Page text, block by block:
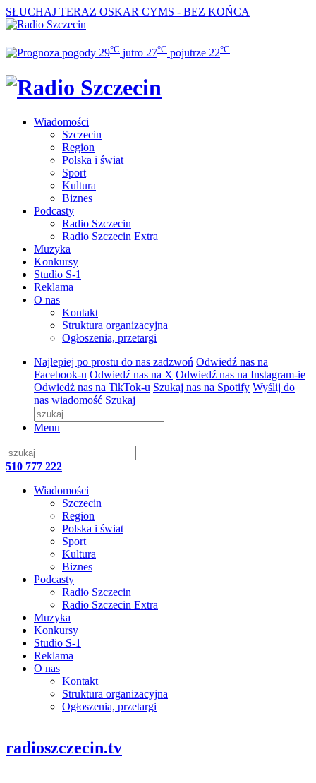
SŁUCHAJ TERAZ OSKAR CYMS - BEZ KOŃCA
29°C jutro 27°C pojutrze 22°C
Wiadomości
Szczecin
Region
Polska i świat
Sport
Kultura
Biznes
Podcasty
Radio Szczecin
Radio Szczecin Extra
Muzyka
Konkursy
Studio S-1
Reklama
O nas
Kontakt
Struktura organizacyjna
Ogłoszenia, przetargi
Najlepiej po prostu do nas zadzwoń Odwiedź nas na
Facebook-u Odwiedź nas na X Odwiedź nas na Instagram-ie
Odwiedź nas na TikTok-u Szukaj nas na Spotify Wyślij do
nas wiadomość Szukaj
Menu
510 777 222
Wiadomości
Szczecin
Region
Polska i świat
Sport
Kultura
Biznes
Podcasty
Radio Szczecin
Radio Szczecin Extra
Muzyka
Konkursy
Studio S-1
Reklama
O nas
Kontakt
Struktura organizacyjna
Ogłoszenia, przetargi
radioszczecin.tv